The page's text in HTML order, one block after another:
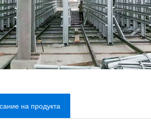
на продукта